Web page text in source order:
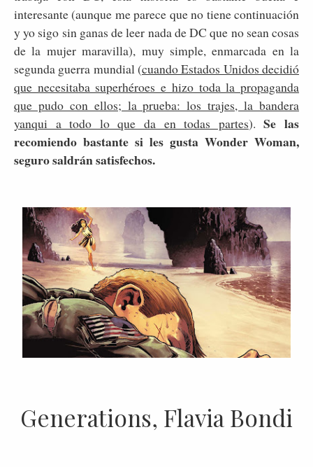
interesante (aunque me parece que no tiene continuación
y yo sigo sin ganas de leer nada de DC que no sean cosas
de la mujer maravilla), muy simple, enmarcada en la
segunda guerra mundial (cuando Estados Unidos decidió
que necesitaba superhéroes e hizo toda la propaganda
que pudo con ellos; la prueba: los trajes, la bandera
yanqui a todo lo que da en todas partes).Se las
recomiendo bastante si les gusta Wonder Woman,
seguro saldrán satisfechos.
Generations, Flavia Bondi